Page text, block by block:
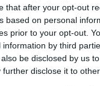
that after your opt-out
based on personal
prior to your opt-out.
by third
be disclosed by us
further disclose it to